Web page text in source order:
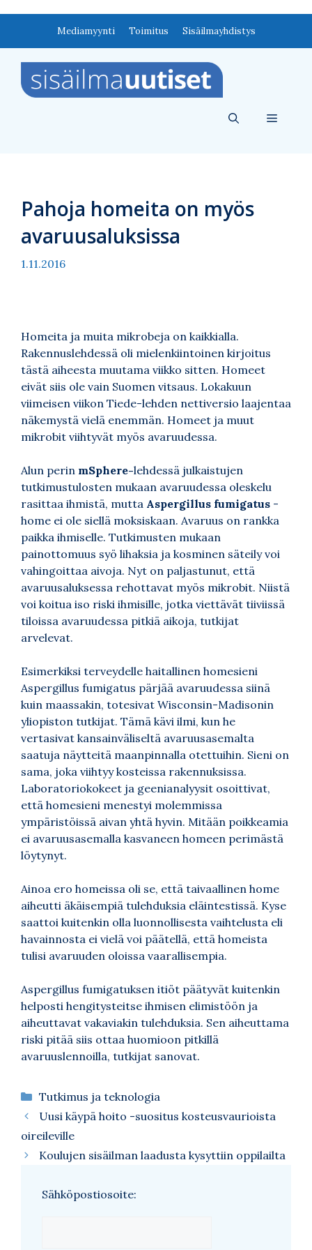
Mediamyynti Toimitus Sisäilmayhdistys
Valikko
Pahoja homeita on myös
avaruusaluksissa
1.11.2016
Homeita ja muita mikrobeja on kaikkialla.
Rakennuslehdessä oli mielenkiintoinen kirjoitus
tästä aiheesta muutama viikko sitten. Homeet
eivät siis ole vain Suomen vitsaus. Lokakuun
viimeisen viikon Tiede-lehden nettiversio laajentaa
näkemystä vielä enemmän. Homeet ja muut
mikrobit viihtyvät myös avaruudessa.
Alun perin mSphere-lehdessä julkaistujen
tutkimustulosten mukaan avaruudessa oleskelu
rasittaa ihmistä, mutta Aspergillus fumigatus -
home ei ole siellä moksiskaan. Avaruus on rankka
paikka ihmiselle. Tutkimusten mukaan
painottomuus syö lihaksia ja kosminen säteily voi
vahingoittaa aivoja. Nyt on paljastunut, että
avaruusaluksessa rehottavat myös mikrobit. Niistä
voi koitua iso riski ihmisille, jotka viettävät tiiviissä
tiloissa avaruudessa pitkiä aikoja, tutkijat
arvelevat.
Esimerkiksi terveydelle haitallinen homesieni
Aspergillus fumigatus pärjää avaruudessa siinä
kuin maassakin, totesivat Wisconsin-Madisonin
yliopiston tutkijat. Tämä kävi ilmi, kun he
vertasivat kansainväliseltä avaruusasemalta
saatuja näytteitä maanpinnalla otettuihin. Sieni on
sama, joka viihtyy kosteissa rakennuksissa.
Laboratoriokokeet ja geenianalyysit osoittivat,
että homesieni menestyi molemmissa
ympäristöissä aivan yhtä hyvin. Mitään poikkeamia
ei avaruusasemalla kasvaneen homeen perimästä
löytynyt.
Ainoa ero homeissa oli se, että taivaallinen home
aiheutti äkäisempiä tulehduksia eläintestissä. Kyse
saattoi kuitenkin olla luonnollisesta vaihtelusta eli
havainnosta ei vielä voi päätellä, että homeista
tulisi avaruuden oloissa vaarallisempia.
Aspergillus fumigatuksen itiöt päätyvät kuitenkin
helposti hengitysteitse ihmisen elimistöön ja
aiheuttavat vakaviakin tulehduksia. Sen aiheuttama
riski pitää siis ottaa huomioon pitkillä
avaruuslennoilla, tutkijat sanovat.
Kategoriat
Tutkimus ja teknologia
Uusi käypä hoito -suositus kosteusvaurioista
oireileville
Koulujen sisäilman laadusta kysyttiin oppilailta
Sähköpostiosoite: